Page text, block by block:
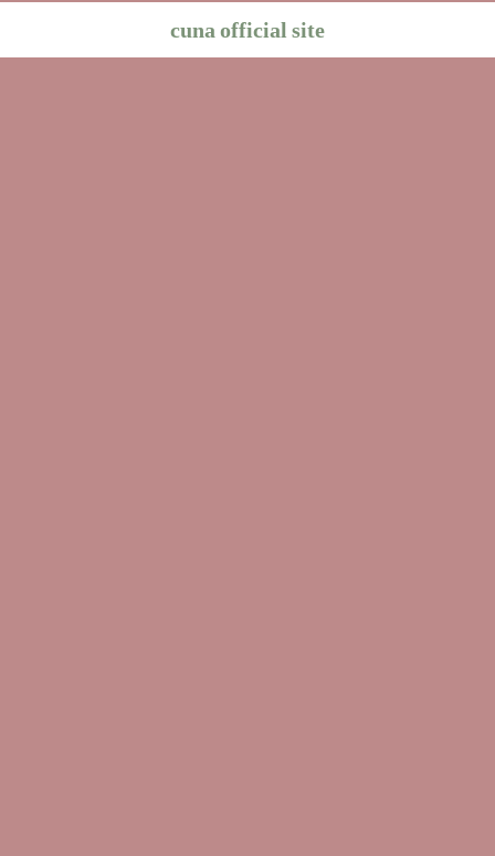
cuna official site